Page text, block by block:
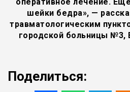
оперативное лечение.
шейки бедра», —
травматологическим
городской больницы №3,
Поделиться: